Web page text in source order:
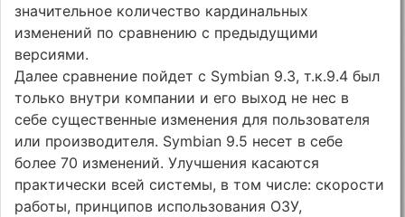
значительное количество кардинальных
изменений по сравнению с предыдущими
версиями.
Далее сравнение пойдет с Symbian 9.3, т.к.9.4 был
только внутри компании и его выход не нес в
себе существенные изменения для пользователя
или производителя. Symbian 9.5 несет в себе
более 70 изменений. Улучшения касаются
практически всей системы, в том числе: скорости
работы, принципов использования ОЗУ,